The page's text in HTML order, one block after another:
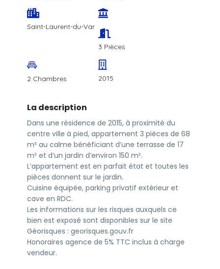
Saint-Laurent-du-Var
3 Pièces
2 Chambres 2015
La description
Dans une résidence de 2015, à proximité du
centre ville à pied, appartement 3 pièces de 68
m² au calme bénéficiant d’une terrasse de 17
m² et d’un jardin d’environ 150 m².
L’appartement est en parfait état et toutes les
pièces donnent sur le jardin.
Cuisine équipée, parking privatif extérieur et
cave en RDC.
Les informations sur les risques auxquels ce
bien est exposé sont disponibles sur le site
Géorisques : georisques.gouv.fr
Honoraires agence de 5% TTC inclus à charge
vendeur.